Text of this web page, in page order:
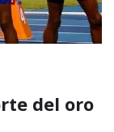
del oro